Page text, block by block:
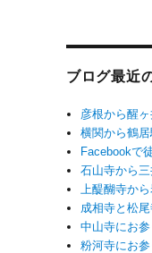
ブログ最近
彦根から醒ヶ
横関から鶴
Facebookで
石山寺から三
上醍醐寺か
成相寺と松
中山寺にお参
粉河寺にお参